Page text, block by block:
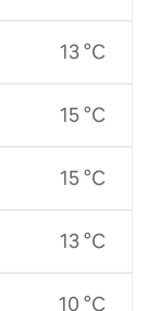
13 °C
15 °C
15 °C
13 °C
10 °C